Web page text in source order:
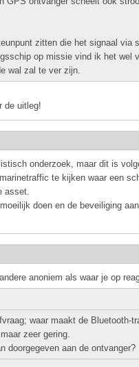
zitten die het signaal
op missie vind ik het wel
wal zal te ver zijn.
de uitleg!
onderzoek, maar dit is
te kijken waar een
asset.
doen en de beveiliging
anoniem als waar je op
waar maakt de Bluetooth-
zeer gering.
doorgegeven aan de ontvanger?